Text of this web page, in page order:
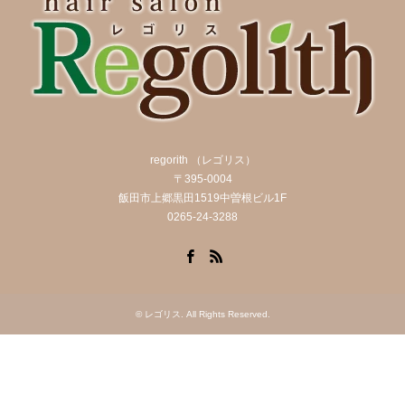
regorith （レゴリス）
〒395-0004
飯田市上郷黒田1519中曽根ビル1F
0265-24-3288
© レゴリス. All Rights Reserved.